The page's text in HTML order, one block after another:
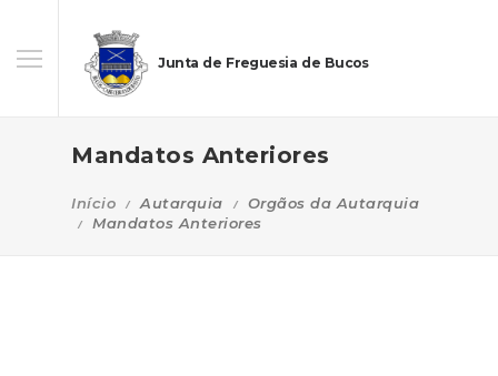
Junta de Freguesia de Bucos
Mandatos Anteriores
Início Autarquia
Orgãos da Autarquia
Mandatos Anteriores